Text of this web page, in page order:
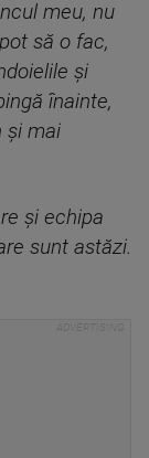
meu, nu
să o fac,
şi
înainte,
şi mai
şi echipa
sunt astăzi.